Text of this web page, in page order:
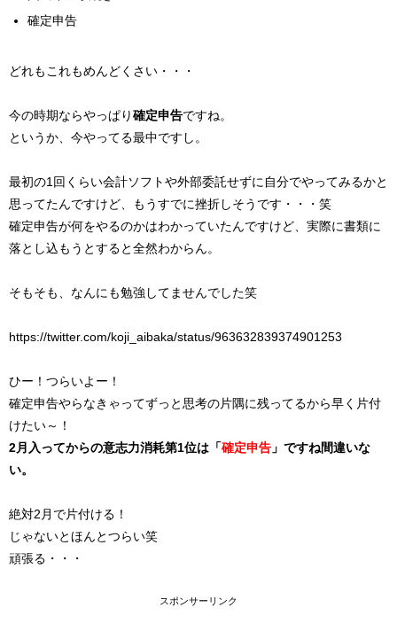
確定申告
どれもこれもめんどくさい・・・
今の時期ならやっぱり 確定申告ですね。
というか、今やってる最中ですし。
最初の1回くらい会計ソフトや外部委託せずに自分でやってみるかと
思ってたんですけど、もうすでに挫折しそうです・・・笑
確定申告が何をやるのかはわかっていたんですけど、実際に書類に
落とし込もうとすると全然わからん。
そもそも、なんにも勉強してませんでした笑
https://twitter.com/koji_aibaka/status/963632839374901253
ひー！つらいよー！
確定申告やらなきゃってずっと思考の片隅に残ってるから早く片付
けたい～！
2月入ってからの意志力消耗第1位は「確定申告 」ですね間違いな
い。
絶対2月で片付ける！
じゃないとほんとつらい笑
頑張る・・・
スポンサーリンク